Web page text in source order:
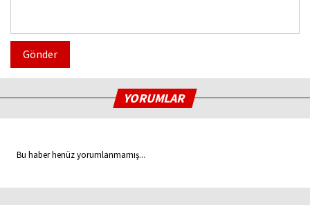
Gönder
YORUMLAR
Bu haber henüz yorumlanmamış...